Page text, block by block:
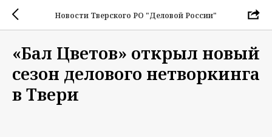
Новости Тверского РО "Деловой России"
«Бал Цветов» открыл новый
сезон делового нетворкинга
в Твери